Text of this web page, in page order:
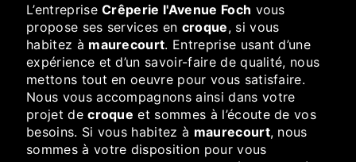
L’entrepriseCrêperie l'Avenue Foch vous
propose ses services en croque, si vous
habitez à maurecourt. Entreprise usant d’une
expérience et d’un savoir-faire de qualité, nous
mettons tout en oeuvre pour vous satisfaire.
Nous vous accompagnons ainsi dans votre
projet decroque et sommes à l’écoute de vos
besoins. Si vous habitez à maurecourt, nous
sommes à votre disposition pour vous